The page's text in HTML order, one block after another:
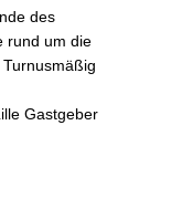
des
rund um die
Gastgeber